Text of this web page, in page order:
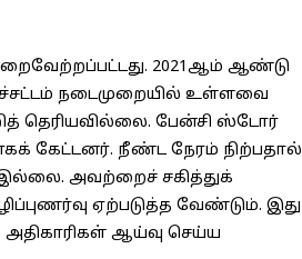
2021ஆம் ஆண்டு
இச்சட்டம் நடைமுறையில் உள்ளவை
தெரியவில்லை. பேன்சி ஸ்டோர்
கேட்டனர். நீண்ட நேரம் நிற்பதால்
இல்லை. அவற்றைச் சகித்துக்
ஏற்படுத்த வேண்டும். இது
ஆய்வு செய்ய